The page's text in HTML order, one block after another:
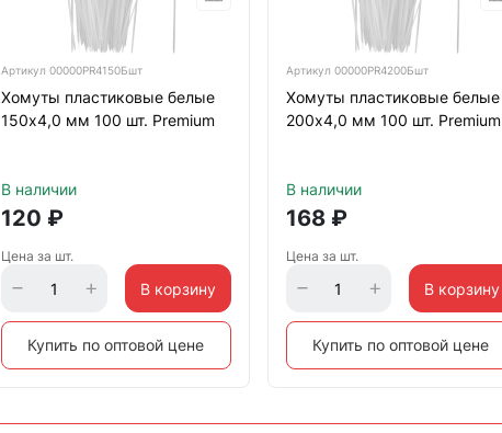
Артикул00000PR4150Бшт
Хомуты пластиковые белые
150х4,0 мм 100 шт. Premium
В наличии
120 ₽
Цена за шт.
В корзину
Купить по оптовой цене
Артикул 00000PR4200Бшт
Хомуты пластиковые белые
200х4,0 мм 100 шт. Premium
В наличии
168₽
Цена за шт.
В корзину
Купить по оптовой цене